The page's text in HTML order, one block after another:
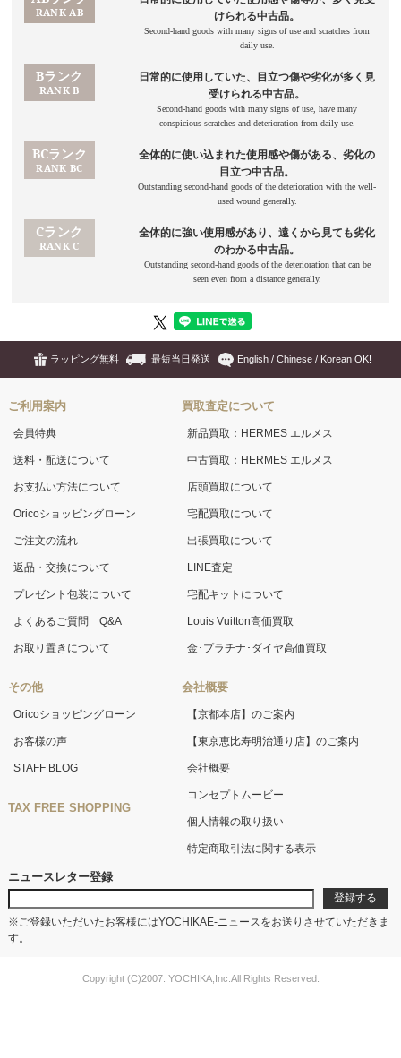
ラッピング無料 最短当日発送 English / Chinese / Korean OK!
ご利用案内
会員特典
送料・配送について
お支払い方法について
Oricoショッピングローン
ご注文の流れ
返品・交換について
プレゼント包装について
よくあるご質問 Q&A
お取り置きについて
その他
Oricoショッピングローン
お客様の声
STAFF BLOG
TAX FREE SHOPPING
買取査定について
新品買取：HERMES エルメス
中古買取：HERMES エルメス
店頭買取について
宅配買取について
出張買取について
LINE査定
宅配キットについて
Louis Vuitton高価買取
金･プラチナ･ダイヤ高価買取
会社概要
【京都本店】のご案内
【東京恵比寿明治通り店】のご案内
会社概要
コンセプトムービー
個人情報の取り扱い
特定商取引法に関する表示
ニュースレター登録
※ご登録いただいたお客様にはYOCHIKAE-ニュースをお送りさせていただきま
す。
Copyright (C)2007. YOCHIKA,Inc.All Rights Reserved.